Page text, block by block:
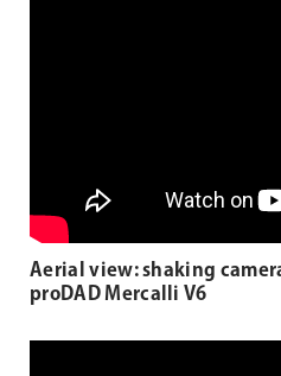
Aerial view: shaking
proDAD Mercalli V6